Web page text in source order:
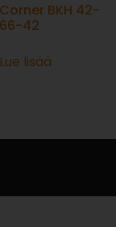
Corner BKH 42-
66-42
Lue lisää